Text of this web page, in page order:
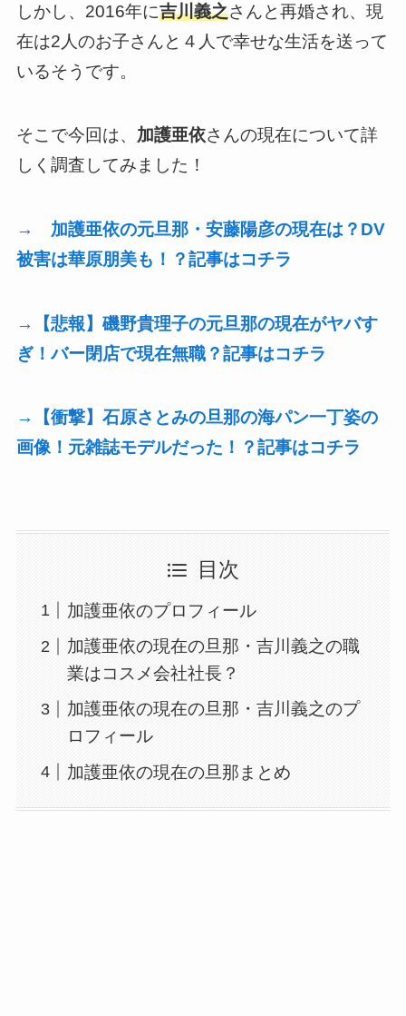
しかし、2016年に吉川義之さんと再婚され、現
在は2人のお子さんと４人で幸せな生活を送って
いるそうです。
そこで今回は、 加護亜依さんの現在について詳
しく調査してみました！
→ 加護亜依の元旦那・安藤陽彦の現在は？DV
被害は華原朋美も！？記事はコチラ
→【悲報】磯野貴理子の元旦那の現在がヤバす
ぎ！バー閉店で現在無職？記事はコチラ
→【衝撃】石原さとみの旦那の海パン一丁姿の
画像！元雑誌モデルだった！？記事はコチラ
目次
加護亜依のプロフィール
加護亜依の現在の旦那・吉川義之の職
業はコスメ会社社長？
加護亜依の現在の旦那・吉川義之のプ
ロフィール
加護亜依の現在の旦那まとめ